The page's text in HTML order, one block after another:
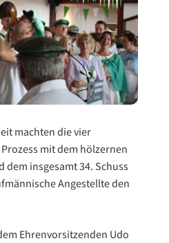
machten die vier
mit dem hölzernen
dem insgesamt 34. Schuss
Angestellte den
Ehrenvorsitzenden Udo